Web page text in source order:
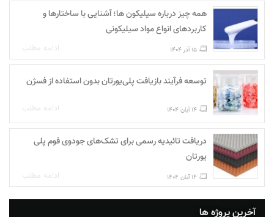
همه چیز درباره سیلیکون ها؛ آشنایی با ساختارها و
کاربردهای انواع مواد سیلیکونی
15 آذر 1404 ادامه مطلب
توسعه فرآیند بازیافت پلی‌یورتان بدون استفاده از فسژن
14 آبان 1404 ادامه مطلب
دریافت تائیدیه رسمی برای تشک‌های جودوی فوم پلی‌
یورتان
14 آبان 1404 ادامه مطلب
آخرین پروژه ها